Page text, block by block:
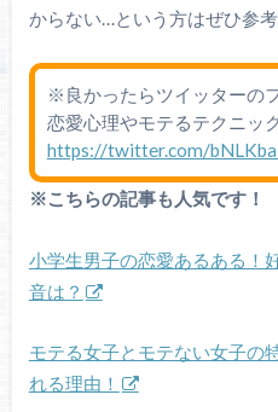
からない…という方はぜひ参
※良かったらツイッターの
恋愛心理やモテるテクニッ
https://twitter.com/
※こちらの記事も人気です！
小学生男子の恋愛あるある！
音は？
モテる女子とモテない女子の
れる理由！